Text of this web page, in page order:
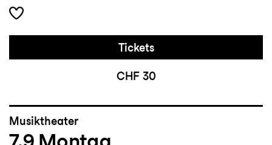
Tickets
CHF 30
Musiktheater